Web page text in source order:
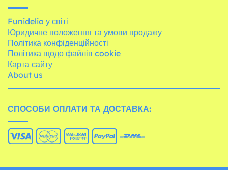
Funidelia у світі
Юридичне положення та умови продажу
Політика конфіденційності
Політика щодо файлів cookie
Карта сайту
About us
СПОСОБИ ОПЛАТИ ТА ДОСТАВКА: